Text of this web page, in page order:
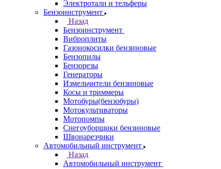
Электротали и тельферы
Бензоинструмент
Назад
Бензоинструмент
Виброплиты
Газонокосилки бензиновые
Бензопилы
Бензорезы
Генераторы
Измельчители бензиновые
Косы и триммеры
Мотобуры(бензобуры)
Мотокультиваторы
Мотопомпы
Снегоуборщики бензиновые
Швонарезчики
Автомобильный инструмент
Назад
Автомобильный инструмент